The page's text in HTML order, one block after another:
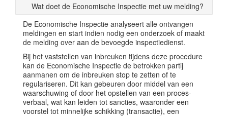
Wat doet de Economische Inspectie met uw melding?
De Economische Inspectie analyseert alle ontvangen
meldingen en start indien nodig een onderzoek of maakt
de melding over aan de bevoegde inspectiedienst.
Bij het vaststellen van inbreuken tijdens deze procedure
kan de Economische Inspectie de betrokken partij
aanmanen om de inbreuken stop te zetten of te
regulariseren. Dit kan gebeuren door middel van een
waarschuwing of door het opstellen van een proces-
verbaal, wat kan leiden tot sancties, waaronder een
voorstel tot minnelijke schikking (transactie), een